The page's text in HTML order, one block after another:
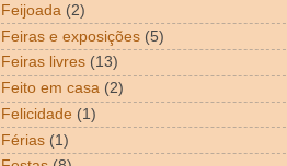
Feijoada (2)
Feiras e exposições (5)
Feiras livres (13)
Feito em casa (2)
Felicidade (1)
Férias (1)